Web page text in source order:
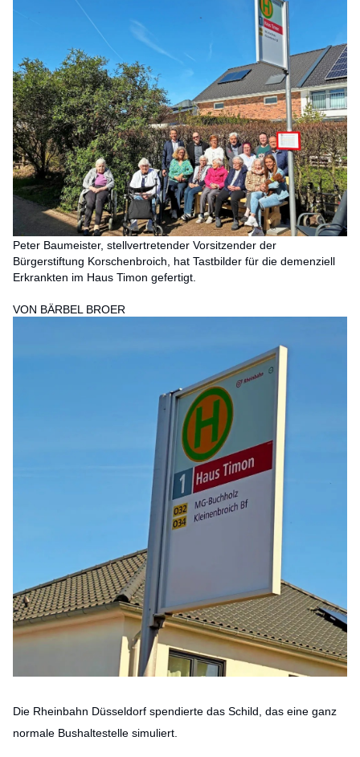
Peter Baumeister, stellvertretender Vorsitzender der
Bürgerstiftung Korschenbroich, hat Tastbilder für die demenziell
Erkrankten im Haus Timon gefertigt.
VON BÄRBEL BROER
Die Rheinbahn Düsseldorf spendierte das Schild, das eine ganz
normale Bushaltestelle simuliert.